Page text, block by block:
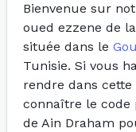
Bienvenue sur
oued ezzene de la
située dans le
Tunisie. Si vous
rendre dans
connaître le code
de Ain Draham